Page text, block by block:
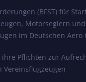
(BFST) für
Motorseglern
im Deutschen Aero
Pflichten zur